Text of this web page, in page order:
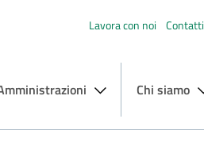
Lavora con noi Contatti
Chi siamo